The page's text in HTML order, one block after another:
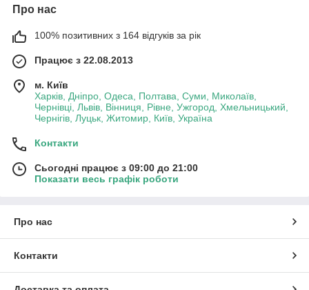
Про нас
100% позитивних з 164 відгуків за рік
Працює з 22.08.2013
м. Київ
Харків, Дніпро, Одеса, Полтава, Суми, Миколаїв,
Чернівці, Львів, Вінниця, Рівне, Ужгород, Хмельницький,
Чернігів, Луцьк, Житомир, Київ, Україна
Контакти
Сьогодні працює з 09:00 до 21:00
Показати весь графік роботи
Про нас
Контакти